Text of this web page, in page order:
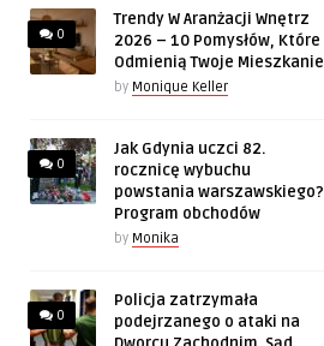
0
Trendy W Aranżacji Wnętrz
2026 – 10 Pomysłów, Które
Odmienią Twoje Mieszkanie
by Monique Keller
0
Jak Gdynia uczci 82.
rocznicę wybuchu
powstania warszawskiego?
Program obchodów
by Monika
0
Policja zatrzymała
podejrzanego o ataki na